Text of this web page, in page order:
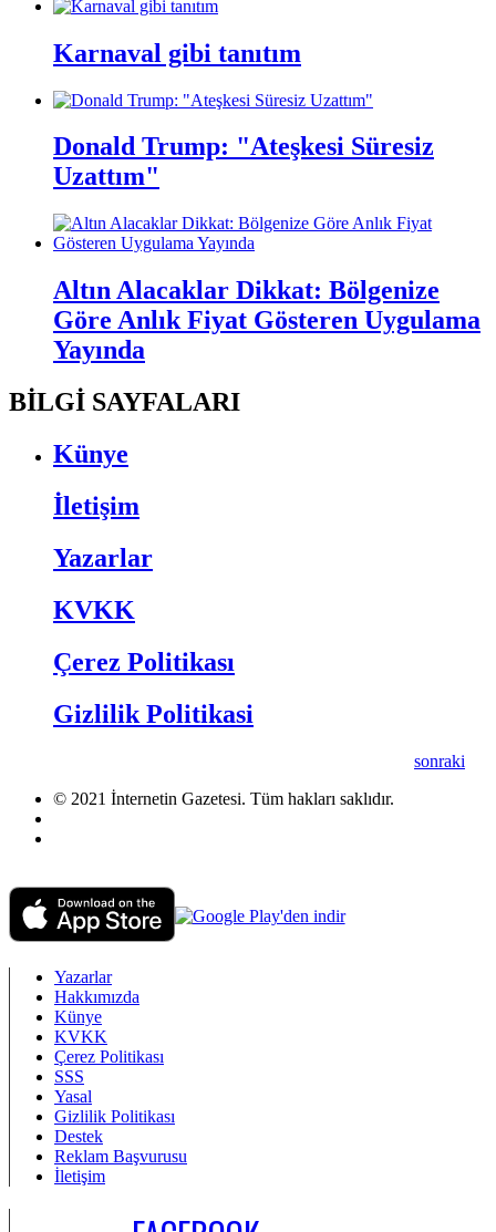
Karnaval gibi tanıtım
Donald Trump: "Ateşkesi Süresiz
Uzattım"
Altın Alacaklar Dikkat: Bölgenize
Göre Anlık Fiyat Gösteren Uygulama
Yayında
BİLGİ SAYFALARI
Künye
İletişim
Yazarlar
KVKK
Çerez Politikası
Gizlilik Politikasi
sonraki
© 2021 İnternetin Gazetesi. Tüm hakları saklıdır.
Yazarlar
Hakkımızda
Künye
KVKK
Çerez Politikası
SSS
Yasal
Gizlilik Politikası
Destek
Reklam Başvurusu
İletişim